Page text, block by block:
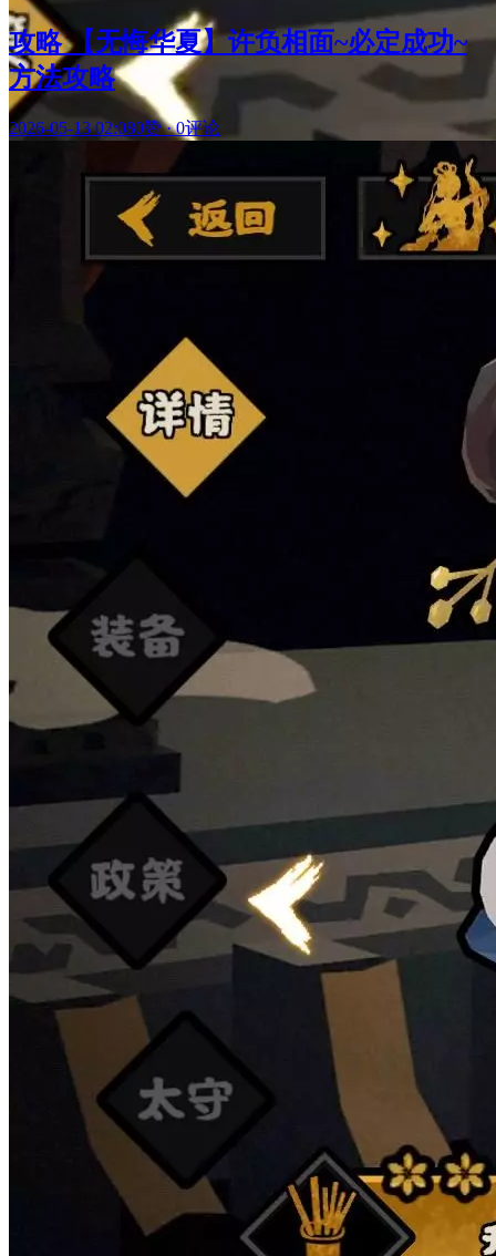
攻略 【无悔华夏】许负相面~必定成功~
方法攻略
2026-05-13 02:080赞·0评论